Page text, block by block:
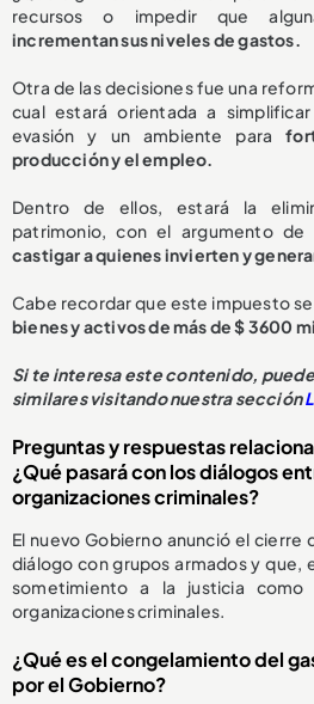
recursos o impedir que
incrementan sus niveles de gastos.
Otra de las decisiones fue una
cual estará orientada a
evasión y un ambiente para
producción y el empleo.
Dentro de ellos, estará la
patrimonio, con el argumento de
castigar a quienes invierten y
Cabe recordar que este impuesto
bienes y activos de más de $ 3600
Si te interesa este contenido,
similares visitando nuestra sección
Preguntas y respuestas
¿Qué pasará con los diálogos
organizaciones criminales?
El nuevo Gobierno anunció el cierre
diálogo con grupos armados y que,
sometimiento a la justicia
organizaciones criminales.
¿Qué es el congelamiento del
por el Gobierno?